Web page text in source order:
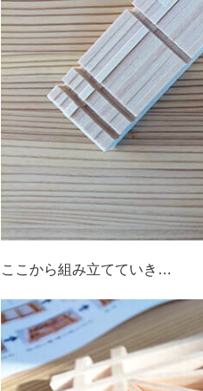
ここから組み立てていき…